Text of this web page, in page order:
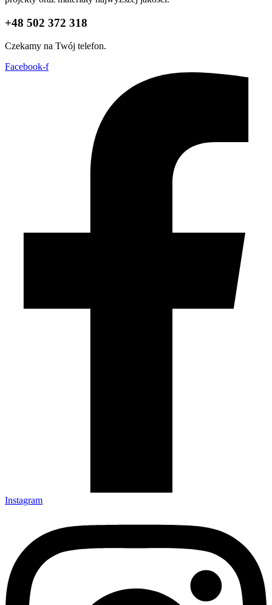
+48 502 372 318
Czekamy na Twój telefon.
Facebook-f
Instagram